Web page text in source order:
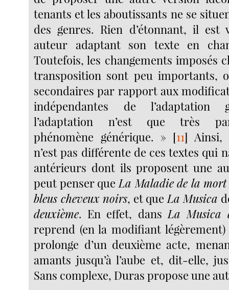
tenants et les aboutissants ne se
des genres. Rien d’étonnant, il est
auteur adaptant son texte en
Toutefois, les changements imposés
transposition sont peu importants,
secondaires par rapport aux
indépendantes de l’adaptation
l’adaptation n’est que très
phénomène générique. » [11] Ainsi,
n’est pas différente de ces textes qui
antérieurs dont ils proposent une
peut penser queLa Maladie de la mort
bleus cheveux noirs, et queLa Musica
deuxième. En effet, dansLa Musica
reprend (en la modifiant
prolonge d’un deuxième acte,
amants jusqu’à l’aube et, dit-elle,
Sans complexe, Duras propose une